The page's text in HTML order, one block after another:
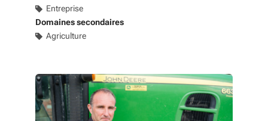
Entreprise
Domaines secondaires
Agriculture